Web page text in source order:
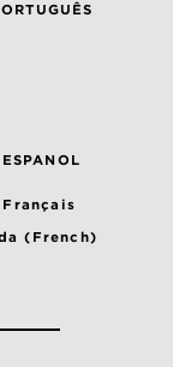
Français
(French)